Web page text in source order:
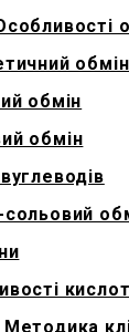
обмін
обмін
обмін